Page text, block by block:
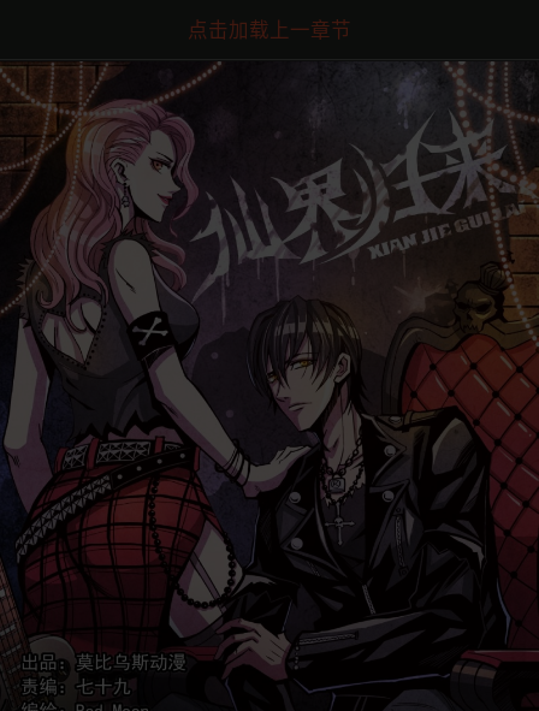
点击加载上一章节